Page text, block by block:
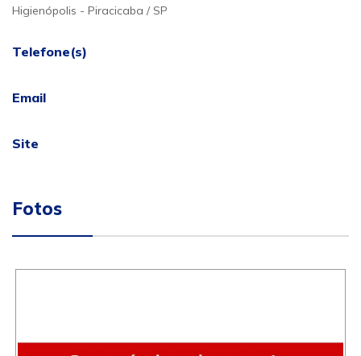
Higienópolis - Piracicaba / SP
Telefone(s)
Email
Site
Fotos